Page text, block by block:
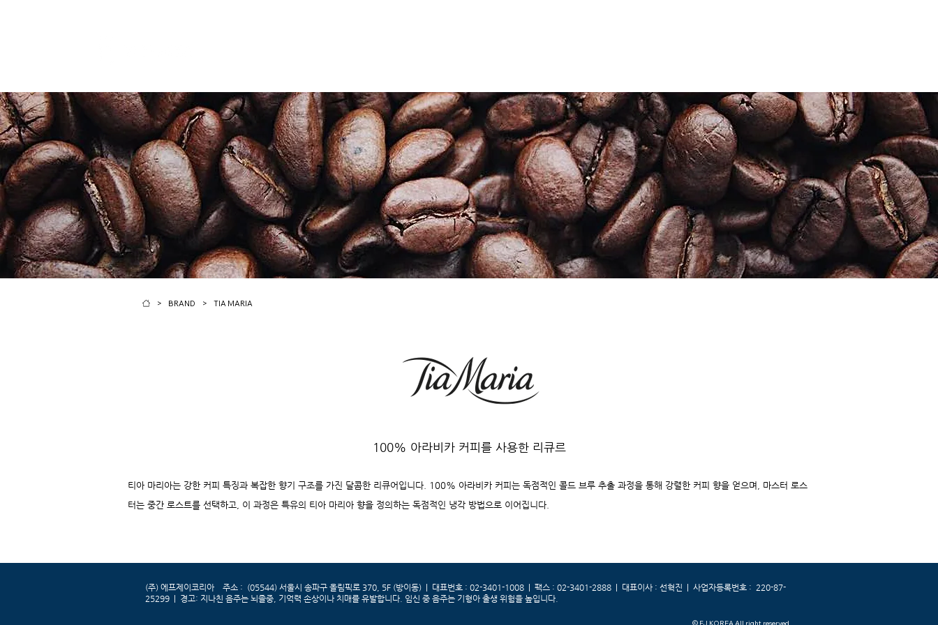
> BRAND > TIA MARIA
100% 아라비카 커피를 사용한 리큐르
티아 마리아는 강한 커피 특징과 복잡한 향기 구조를 가진 달콤한 리큐어입니다. 100% 아라비카 커피는 독점적인 콜드 브루 추출 과정을 통해 강렬한 커피 향을 얻으며, 마스터 로스
터는 중간 로스트를 선택하고, 이 과정은 특유의 티아 마리아 향을 정의하는 독점적인 냉각 방법으로 이어집니다.
(주) 에프제이코리아 주소 : (05544) 서울시 송파구 올림픽로 370, 5F (방이동) | 대표번호 : 02-3401-1008 | 팩스 : 02-3401-2888 | 대표이사 : 선혁진 | 사업자등록번호 : 220-87-
25299 | 경고: 지나친 음주는 뇌졸중, 기억력 손상이나 치매를 유발합니다. 임신 중 음주는 기형아 출생 위험을 높입니다. ​​